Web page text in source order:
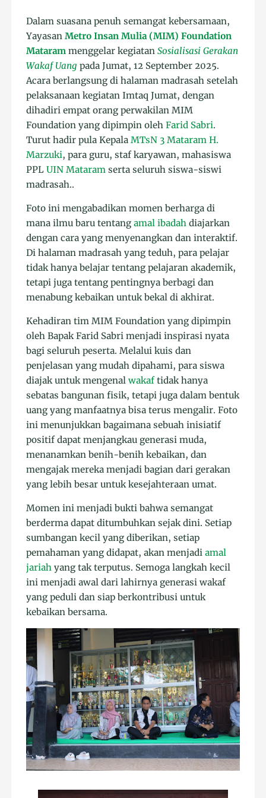
Dalam suasana penuh semangat kebersamaan,
YayasanMetro Insan Mulia (MIM) Foundation
Mataram menggelar kegiatanSosialisasi Gerakan
Wakaf Uang pada Jumat, 12 September 2025.
Acara berlangsung di halaman madrasah setelah
pelaksanaan kegiatan Imtaq Jumat, dengan
dihadiri empat orang perwakilan MIM
Foundation yang dipimpin olehFarid Sabri.
Turut hadir pula KepalaMTsN 3 Mataram H.
Marzuki, para guru, staf karyawan, mahasiswa
PPLUIN Mataram serta seluruh siswa-siswi
madrasah..
Foto ini mengabadikan momen berharga di
mana ilmu baru tentangamal ibadah diajarkan
dengan cara yang menyenangkan dan interaktif.
Di halaman madrasah yang teduh, para pelajar
tidak hanya belajar tentang pelajaran akademik,
tetapi juga tentang pentingnya berbagi dan
menabung kebaikan untuk bekal di akhirat.
Kehadiran tim MIM Foundation yang dipimpin
oleh Bapak Farid Sabri menjadi inspirasi nyata
bagi seluruh peserta. Melalui kuis dan
penjelasan yang mudah dipahami, para siswa
diajak untuk mengenalwakaftidak hanya
sebatas bangunan fisik, tetapi juga dalam bentuk
uang yang manfaatnya bisa terus mengalir. Foto
ini menunjukkan bagaimana sebuah inisiatif
positif dapat menjangkau generasi muda,
menanamkan benih-benih kebaikan, dan
mengajak mereka menjadi bagian dari gerakan
yang lebih besar untuk kesejahteraan umat.
Momen ini menjadi bukti bahwa semangat
berderma dapat ditumbuhkan sejak dini. Setiap
sumbangan kecil yang diberikan, setiap
pemahaman yang didapat, akan menjadiamal
jariah yang tak terputus. Semoga langkah kecil
ini menjadi awal dari lahirnya generasi wakaf
yang peduli dan siap berkontribusi untuk
kebaikan bersama.